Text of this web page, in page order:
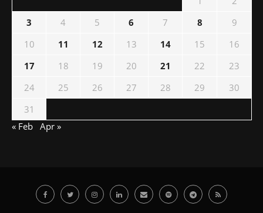
3
4 5 6 7 8
9
10
11 12 13 14 15
16
17
18 19 20 21 22
23
24
25 26 27 28 29
30
31
« Feb Apr »